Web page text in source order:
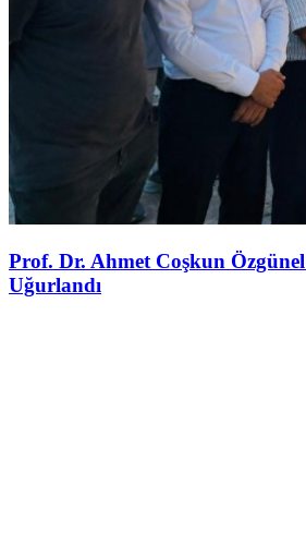
Prof. Dr. Ahmet Coşkun
Uğurlandı